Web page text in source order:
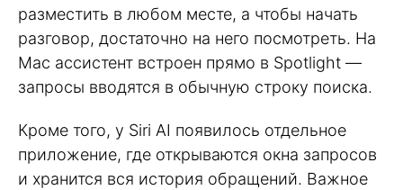
разместить в любом месте, а чтобы начать
разговор, достаточно на него посмотреть. На
Mac ассистент встроен прямо в Spotlight —
запросы вводятся в обычную строку поиска.
Кроме того, у Siri AI появилось отдельное
приложение, где открываются окна запросов
и хранится вся история обращений. Важное